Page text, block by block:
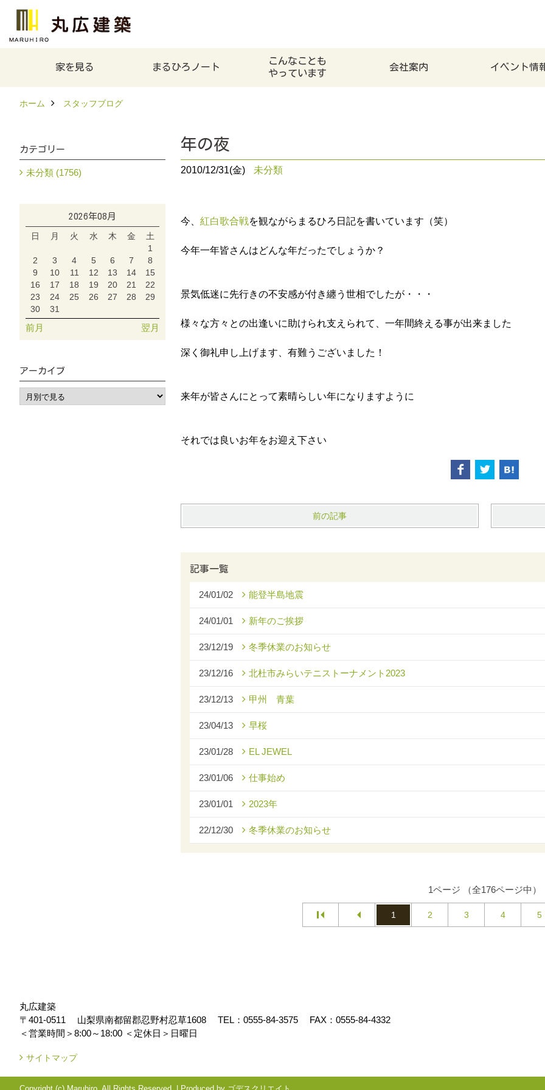
家を見る まるひろノート
こんなことも
やっています
会社案内 イベント情
ホーム スタッフブログ
年の夜
2010/12/31(金) 未分類
今、 紅白歌合戦を観ながらまるひろ日記を書いています（笑）
今年一年皆さんはどんな年だったでしょうか？
景気低迷に先行きの不安感が付き纏う世相でしたが・・・
様々な方々との出逢いに助けられ支えられて、一年間終える事が出来ました
深く御礼申し上げます、有難うございました！
来年が皆さんにとって素晴らしい年になりますように
それでは良いお年をお迎え下さい
前の記事
記事一覧
24/01/02 能登半島地震
24/01/01 新年のご挨拶
23/12/19 冬季休業のお知らせ
23/12/16 北杜市みらいテニストーナメント2023
23/12/13 甲州 青葉
23/04/13 早桜
23/01/28 EL JEWEL
23/01/06 仕事始め
23/01/01 2023年
22/12/30 冬季休業のお知らせ
1ページ （全176ページ中）
1 2 3 4 5
カテゴリー
未分類 (1756)
2026年08月
日 月 火 水 木 金
土
1
2
3 4 5 6 7
8
9
10 11 12 13 14
15
16
17 18 19 20 21
22
23
24 25 26 27 28
29
30
31
前月 翌月
アーカイブ
丸広建築
〒401-0511
山梨県南都留郡忍野村忍草1608 TEL： 0555-84-3575
FAX：0555-84-4332
＜営業時間＞8:00～18:00 ＜定休日＞日曜日
サイトマップ